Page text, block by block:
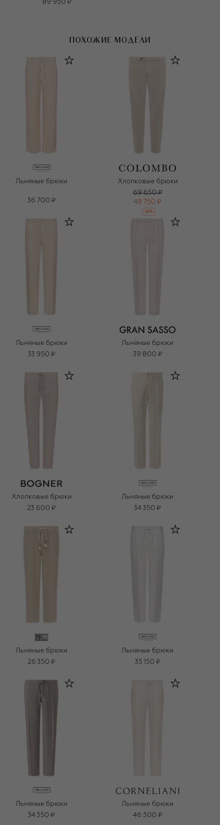
89 950 ₽
ПОХОЖИЕ МОДЕЛИ
Льняные брюки
36 700 ₽
Хлопковые брюки
69 650 ₽
48 750 ₽
-30%
Льняные брюки
33 950 ₽
Льняные брюки
39 800 ₽
Хлопковые брюки
23 600 ₽
Льняные брюки
34 350 ₽
Льняные брюки
26 350 ₽
Льняные брюки
35 150 ₽
Льняные брюки
34 350 ₽
Льняные брюки
46 500 ₽